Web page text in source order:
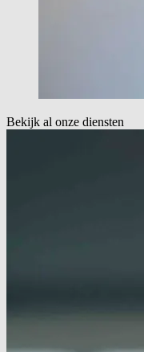
Bekijk al onze diensten